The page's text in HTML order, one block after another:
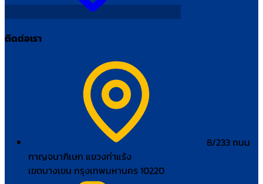
ติดต่อเรา
8/233 ถนน
กาญจนาภิเษก แขวงท่าแร้ง
เขตบางเขน กรุงเทพมหานคร 10220